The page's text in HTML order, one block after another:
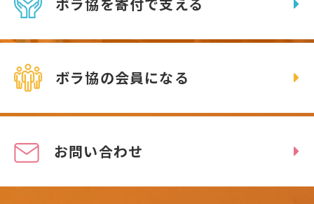
ボラ協の会員になる
お問い合わせ